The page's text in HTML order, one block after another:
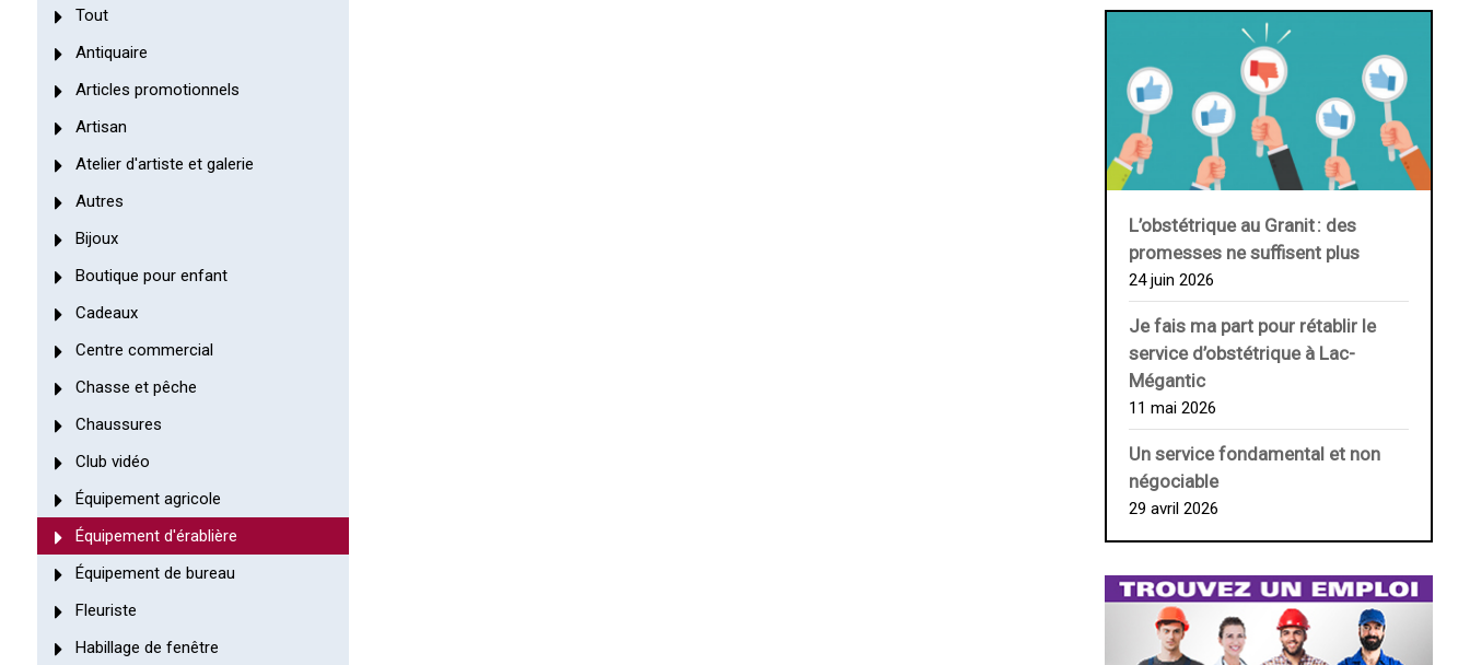
Tout
Antiquaire
Articles promotionnels
Artisan
Atelier d'artiste et galerie
Autres
Bijoux
Boutique pour enfant
Cadeaux
Centre commercial
Chasse et pêche
Chaussures
Club vidéo
Équipement agricole
Équipement d'érablière
Équipement de bureau
Fleuriste
Habillage de fenêtre
L’obstétrique au ­Granit : des
promesses ne suffisent plus
24 juin 2026
Je fais ma part pour rétablir le
service d’obstétrique à Lac-
Mégantic
11 mai 2026
Un service fondamental et non
négociable
29 avril 2026